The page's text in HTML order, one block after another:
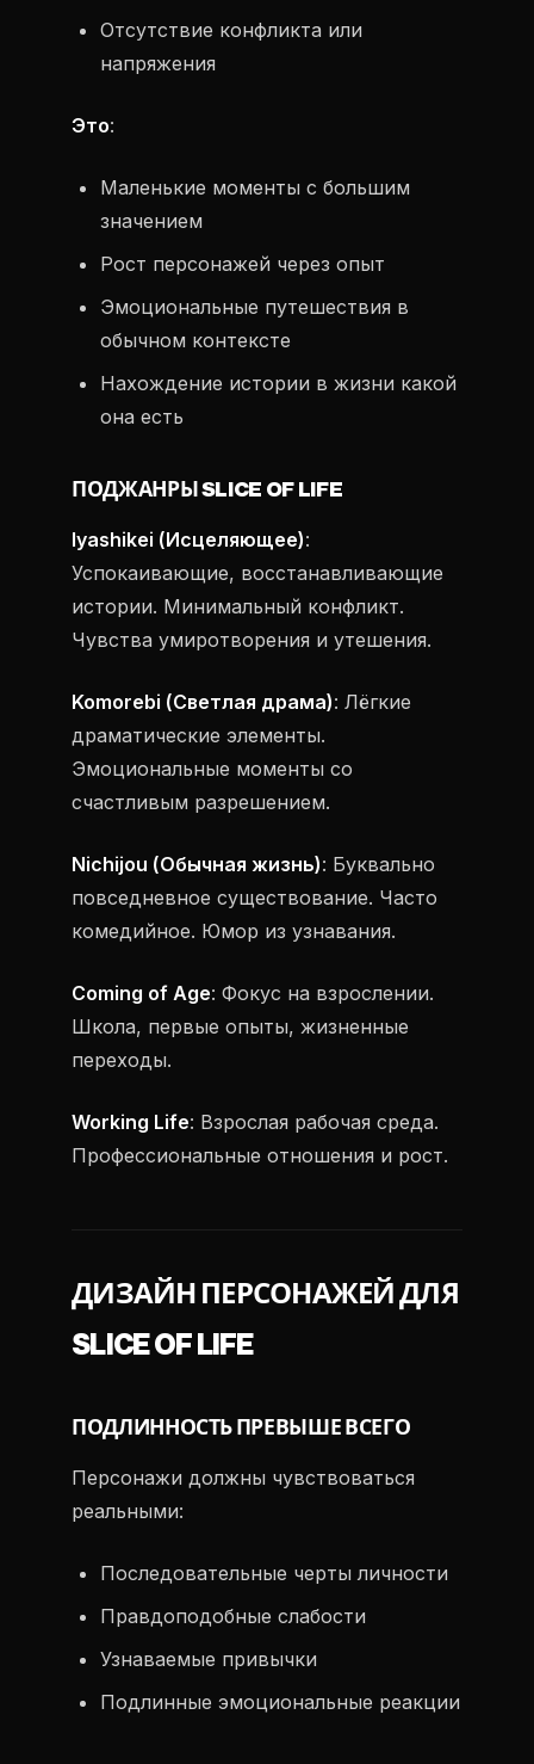
Отсутствие конфликта или
напряжения
Это:
Маленькие моменты с большим
значением
Рост персонажей через опыт
Эмоциональные путешествия в
обычном контексте
Нахождение истории в жизни какой
она есть
ПОДЖАНРЫ SLICE OF LIFE
Iyashikei (Исцеляющее):
Успокаивающие, восстанавливающие
истории. Минимальный конфликт.
Чувства умиротворения и утешения.
Komorebi (Светлая драма): Лёгкие
драматические элементы.
Эмоциональные моменты со
счастливым разрешением.
Nichijou (Обычная жизнь): Буквально
повседневное существование. Часто
комедийное. Юмор из узнавания.
Coming of Age: Фокус на взрослении.
Школа, первые опыты, жизненные
переходы.
Working Life: Взрослая рабочая среда.
Профессиональные отношения и рост.
ДИЗАЙН ПЕРСОНАЖЕЙ ДЛЯ
SLICE OF LIFE
ПОДЛИННОСТЬ ПРЕВЫШЕ ВСЕГО
Персонажи должны чувствоваться
реальными:
Последовательные черты личности
Правдоподобные слабости
Узнаваемые привычки
Подлинные эмоциональные реакции